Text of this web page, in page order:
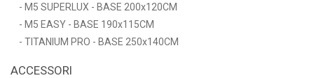
M5 SUPERLUX - BASE 200x120CM
M5 EASY - BASE 190x115CM
TITANIUM PRO - BASE 250x140CM
ACCESSORI